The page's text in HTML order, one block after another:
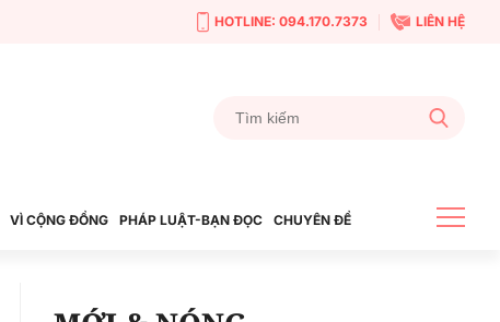
HOTLINE: 094.170.7373 LIÊN HỆ
VÌ CỘNG ĐỒNG PHÁP LUẬT-BẠN ĐỌC CHUYÊN ĐỀ